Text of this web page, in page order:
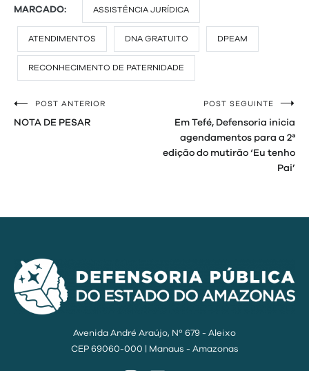
MARCADO: ASSISTÊNCIA JURÍDICA
ATENDIMENTOS DNA GRATUITO DPEAM
RECONHECIMENTO DE PATERNIDADE
Navegação
POST ANTERIOR
NOTA DE PESAR
POST SEGUINTE
Em Tefé, Defensoria inicia
agendamentos para a 2ª
edição do mutirão ‘Eu tenho
Pai’
Avenida André Araújo, Nº 679 - Aleixo
CEP 69060-000 | Manaus - Amazonas